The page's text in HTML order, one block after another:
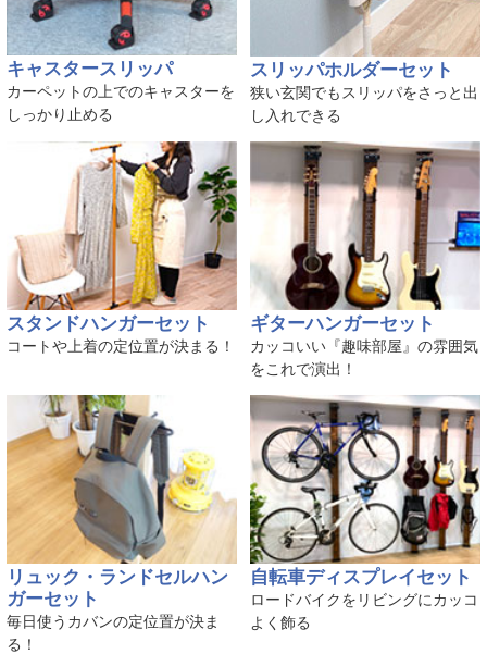
キャスタースリッパ
カーペットの上でのキャスターを
しっかり止める
スリッパホルダーセット
狭い玄関でもスリッパをさっと出
し入れできる
スタンドハンガーセット
コートや上着の定位置が決まる！
ギターハンガーセット
カッコいい『趣味部屋』の雰囲気
をこれで演出！
リュック・ランドセルハン
ガーセット
毎日使うカバンの定位置が決ま
る！
自転車ディスプレイセット
ロードバイクをリビングにカッコ
よく飾る